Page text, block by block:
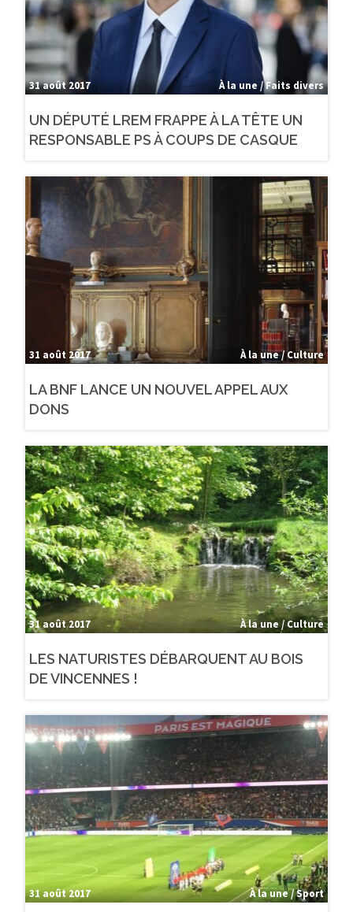
31 août 2017 À la une / Faits divers
UN DÉPUTÉ LREM FRAPPE À LA TÊTE UN
RESPONSABLE PS À COUPS DE CASQUE
31 août 2017 À la une / Culture
LA BNF LANCE UN NOUVEL APPEL AUX
DONS
31 août 2017 À la une / Culture
LES NATURISTES DÉBARQUENT AU BOIS
DE VINCENNES !
31 août 2017 À la une / Sport